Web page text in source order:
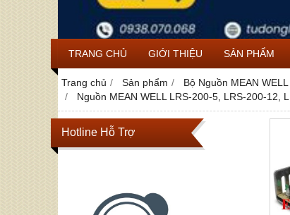
TRANG CHỦ GIỚI THIỆU SẢN PHẨM
Trang chủ Sản phẩm Bộ Nguồn MEAN WELL
Nguồn MEAN WELL LRS-200-5, LRS-200-12,
Hotline Hỗ Trợ